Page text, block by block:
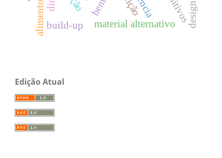
material alternativo
alimentos build-up
Edição Atual